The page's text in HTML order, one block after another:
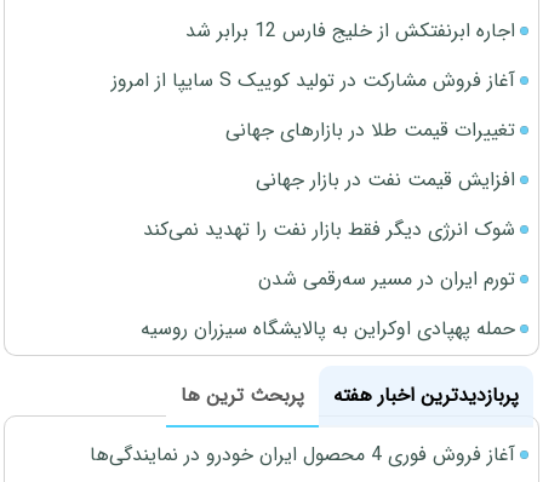
اجاره ابرنفتکش از خلیج فارس 12 برابر شد
آغاز فروش مشارکت در تولید کوییک S سایپا از امروز
تغییرات قیمت طلا در بازارهای جهانی
افزایش قیمت نفت در بازار جهانی
شوک انرژی دیگر فقط بازار نفت را تهدید نمی‌کند
تورم ایران در مسیر سه‌رقمی شدن
حمله پهپادی اوکراین به پالایشگاه سیزران روسیه
پربازدیدترین اخبار هفته
پربحث ترین ها
آغاز فروش فوری 4 محصول ایران خودرو در نمایندگی‌ها